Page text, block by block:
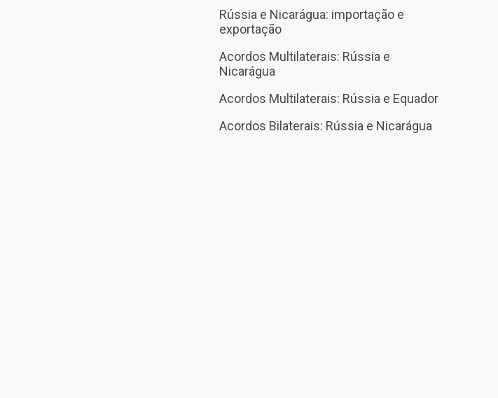
Rússia e Nicarágua: importação e
exportação
Acordos Multilaterais: Rússia e
Nicarágua
Acordos Multilaterais: Rússia e Equador
Acordos Bilaterais: Rússia e Nicarágua